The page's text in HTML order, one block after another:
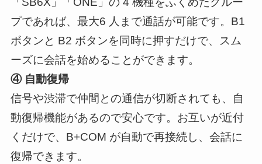
プであれば、最大6 人まで通話が可能です。B1
ボタンと B2 ボタンを同時に押すだけで、スム
ーズに会話を始めることができます。
④ 自動復帰
信号や渋滞で仲間との通信が切断されても、自
動復帰機能があるので安心です。お互いが近付
くだけで、B+COM が自動で再接続し、会話に
復帰できます。